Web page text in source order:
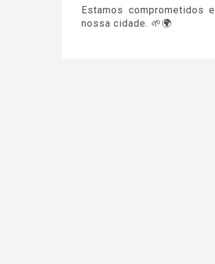
Estamos comprometidos
nossa cidade. 🌱🌍